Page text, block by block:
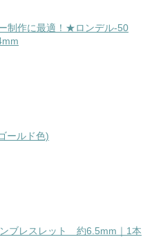
制作に最適！★ロンデル-50
ールド色)
ブレスレット 約6.5mm｜1本